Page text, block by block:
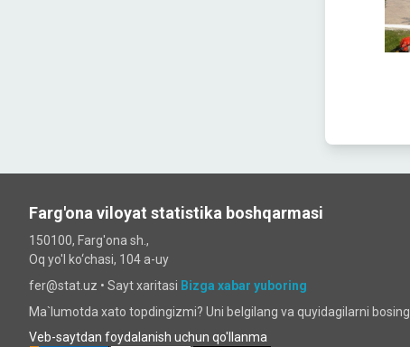
Farg'ona viloyat statistika boshqarmasi
150100, Farg'ona sh.,
Oq yo'l ko‘chаsi, 104 a-uy
fer@stat.uz • Sayt xaritasi Bizga xabar yuboring
Ma`lumotda xato topdingizmi? Uni belgilang va quyidagilarni bosing
Veb-saytdan foydalanish uchun qo'llanma